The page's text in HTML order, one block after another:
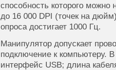
способность которого можно
до 16 000 DPI (точек на
опроса достигает 1000 Гц.
Манипулятор допускает
подключение к компьютеру.
интерфейс USB; длина